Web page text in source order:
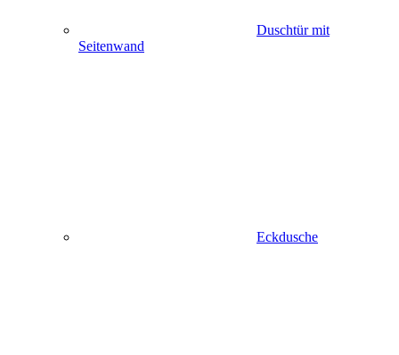
Duschtür mit
Seitenwand
Eckdusche